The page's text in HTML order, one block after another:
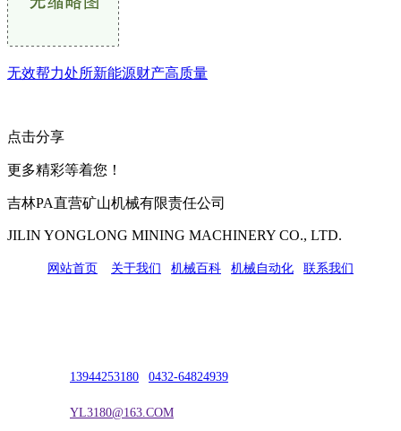
无效帮力处所新能源财产高质量
点击分享
更多精彩等着您！
吉林PA直营矿山机械有限责任公司
JILIN YONGLONG MINING MACHINERY CO., LTD.
网站首页 关于我们 机械百科 机械自动化 联系我们
13944253180 0432-64824939
YL3180@163.COM